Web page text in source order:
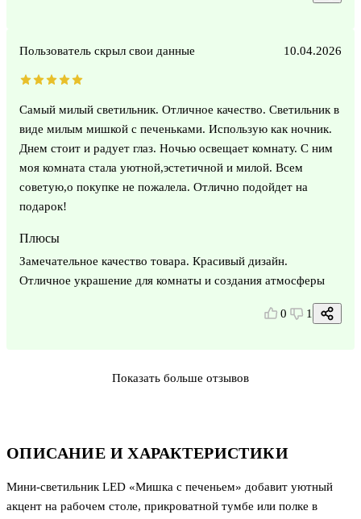
ОПИСАНИЕ И ХАРАКТЕРИСТИКИ
Мини-светильник LED «Мишка с печеньем» добавит уютный
акцент на рабочем столе, прикроватной тумбе или полке в
Пользователь скрыл свои данные 10.04.2026
Самый милый светильник. Отличное качество. Светильник в
виде милым мишкой с печеньками. Использую как ночник.
Днем стоит и радует глаз. Ночью освещает комнату. С ним
моя комната стала уютной,эстетичной и милой. Всем
советую,о покупке не пожалела. Отлично подойдет на
подарок!
Плюсы
Замечательное качество товара. Красивый дизайн.
Отличное украшение для комнаты и создания атмосферы
0 1
Показать больше отзывов